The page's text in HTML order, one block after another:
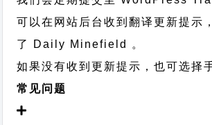
可以在网站后台收到翻译更新提示
了 Daily Minefield 。
如果没有收到更新提示，也可选择
常见问题